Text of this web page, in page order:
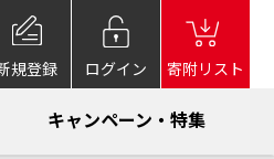
規登録 ログイン 寄附リスト
キャンペーン・特集